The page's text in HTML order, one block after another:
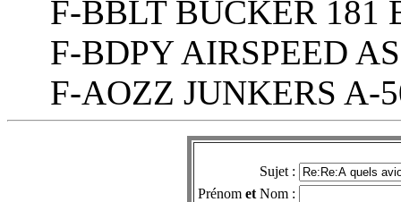
F-BBLT BUCKER 181
F-BDPY AIRSPEED
F-AOZZ JUNKERS A-
Sujet :
Prénom et Nom :